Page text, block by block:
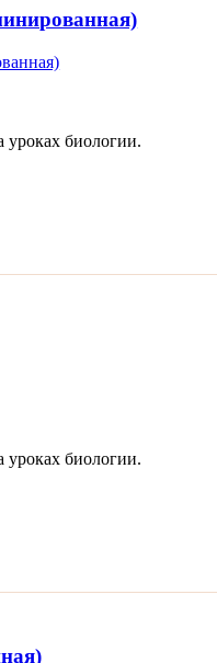
уроках биологии.
уроках биологии.